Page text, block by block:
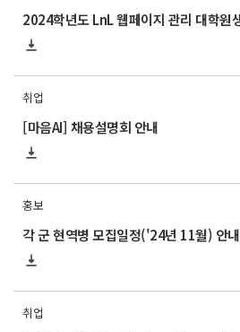
취업
[마음AI] 채용설명회 안내
홍보
각 군 현역병 모집일정('24년 11월) 안내
취업